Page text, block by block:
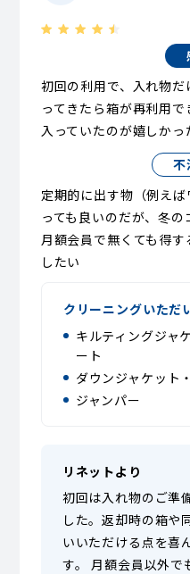
初回の利用で、入れ物
ってきたら箱が再利用
入っていたのが嬉しかっ
不
定期的に出す物（例え
っても良いのだが、冬の
月額会員で無くても得
したい
クリーニングいただ
キルティングジャ
ート
ダウンジャケット
ジャンパー
リネットより
初回は入れ物のご準
した。返却時の箱や
いいただける点を喜
す。 月額会員以外で